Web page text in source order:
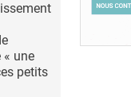
« une
petits